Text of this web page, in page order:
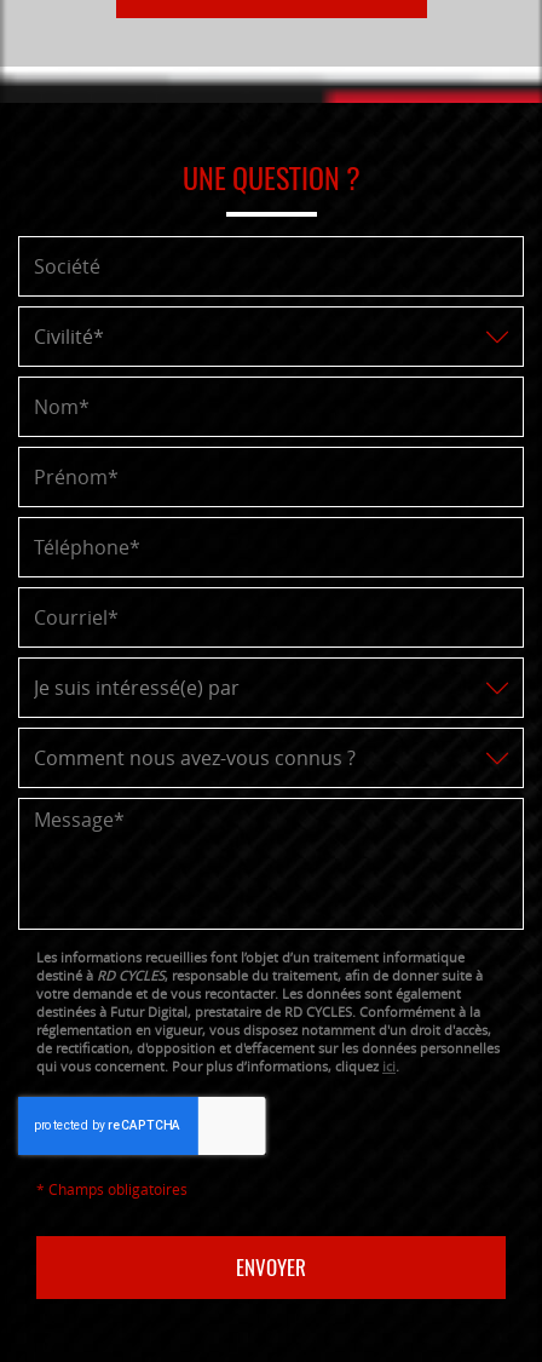
UNE QUESTION ?
Les informations recueillies font l’objet d’un traitement informatique
destiné à RD CYCLES, responsable du traitement, afin de donner suite à
votre demande et de vous recontacter. Les données sont également
destinées à Futur Digital, prestataire de RD CYCLES. Conformément à la
réglementation en vigueur, vous disposez notamment d'un droit d'accès,
de rectification, d'opposition et d'effacement sur les données personnelles
qui vous concernent. Pour plus d’informations, cliquez ici.
* Champs obligatoires